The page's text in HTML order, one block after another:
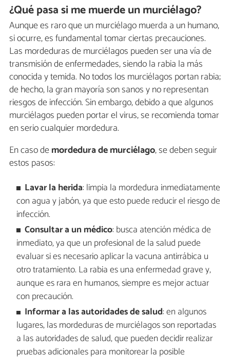
¿Qué pasa si me muerde un murciélago?
Aunque es raro que un murciélago muerda a un humano,
si ocurre, es fundamental tomar ciertas precauciones.
Las mordeduras de murciélagos pueden ser una vía de
transmisión de enfermedades, siendo la rabia la más
conocida y temida. No todos los murciélagos portan rabia;
de hecho, la gran mayoría son sanos y no representan
riesgos de infección. Sin embargo, debido a que algunos
murciélagos pueden portar el virus, se recomienda tomar
en serio cualquier mordedura.
En caso demordedura de murciélago, se deben seguir
estos pasos:
Lavar la herida: limpia la mordedura inmediatamente
con agua y jabón, ya que esto puede reducir el riesgo de
infección.
Consultar a un médico: busca atención médica de
inmediato, ya que un profesional de la salud puede
evaluar si es necesario aplicar la vacuna antirrábica u
otro tratamiento. La rabia es una enfermedad grave y,
aunque es rara en humanos, siempre es mejor actuar
con precaución.
Informar a las autoridades de salud: en algunos
lugares, las mordeduras de murciélagos son reportadas
a las autoridades de salud, que pueden decidir realizar
pruebas adicionales para monitorear la posible